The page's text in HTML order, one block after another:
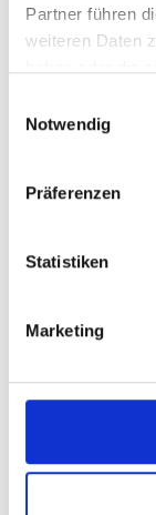
Partner führen
weiteren Daten
Notwendig
Präferenzen
Statistiken
Marketing
Angebot